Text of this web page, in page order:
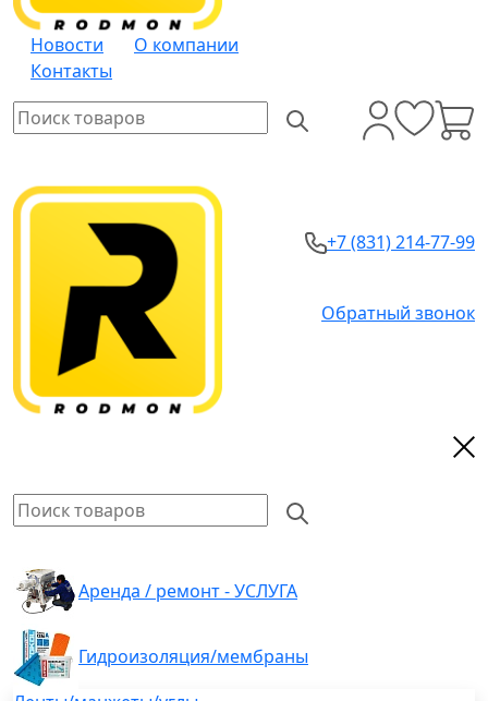
Новости
О компании
Контакты
+7 (831) 214-77-99
Обратный звонок
Аренда / ремонт - УСЛУГА
Гидроизоляция/мембраны